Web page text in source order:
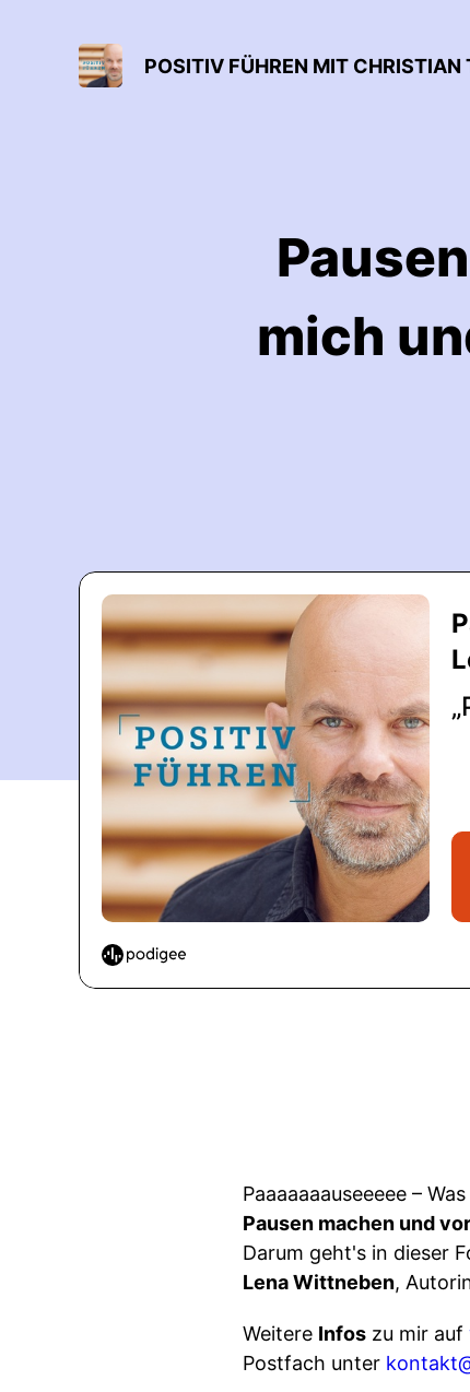
POSITIV FÜHREN MIT CHRISTIAN
mich
Paaaaaaauseeeee –
Pausen machen und
Darum geht's in dieser
Lena Wittneben,
Weitere Infos zu mir auf
Postfach unter